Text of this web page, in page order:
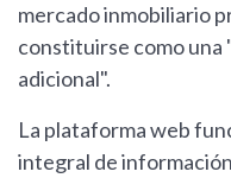
mercado inmobiliario
constituirse como una
adicional".
La plataforma web
integral de